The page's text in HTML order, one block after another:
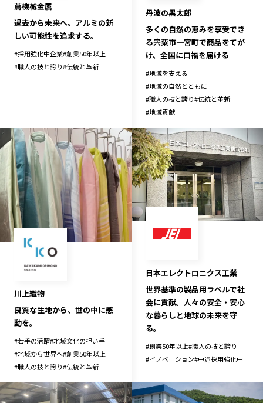
蔦機械金属
過去から未来へ。アルミの新
しい可能性を追求する。
#採用強化中企業#創業50年以上
#職人の技と誇り#伝統と革新
丹波の黒太郎
多くの自然の恵みを享受でき
る宍粟市一宮町で商品をてが
け、全国に口福を届ける
#地域を支える
#地域の自然とともに
#職人の技と誇り#伝統と革新
#地域貢献
川上織物
良質な生地から、世の中に感
動を。
#若手の活躍#地域文化の担い手
#地域から世界へ#創業50年以上
#職人の技と誇り#伝統と革新
日本エレクトロニクス工業
世界基準の製品用ラベルで社
会に貢献。人々の安全・安心
な暮らしと地球の未来を守
る。
#創業50年以上#職人の技と誇り
#イノベーション#中途採用強化中